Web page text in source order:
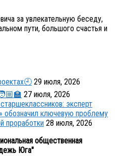
за увлекательную беседу,
пути, большого счастья и
29 июля, 2026
27 июля, 2026
эксперт
обозначил ключевую проблему
проработки 28 июля, 2026
общественная
Юга"